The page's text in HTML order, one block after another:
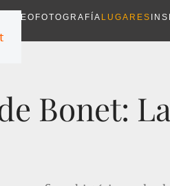
VIDEO FOTOGRAFÍA LUGARES
Bonet: